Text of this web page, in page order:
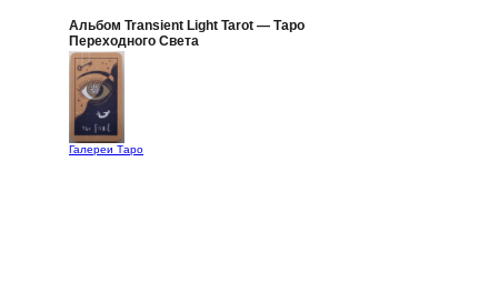
Альбом Transient Light Tarot — Таро
Переходного Света
Галереи Таро